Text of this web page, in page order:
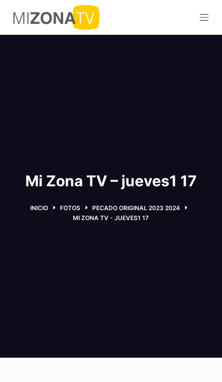
S
a
l
Mi Zona TV – jueves1 17
INICIO FOTOS
PECADO ORIGINAL 2023 2024
MI ZONA TV - JUEVES1 17